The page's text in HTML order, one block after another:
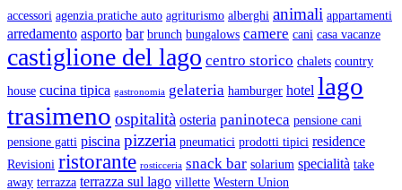
accessori agenzia pratiche auto agriturismo alberghi animali appartamenti
arredamento asporto bar brunch bungalows camere cani casa vacanze
castiglione del lago centro storico chalets country
house cucina tipica gastronomia gelateria hamburger hotel lago
trasimeno ospitalità osteria paninoteca pensione cani
pensione gatti piscina pizzeria pneumatici prodotti tipici residence
Revisioni ristorante rosticceria snack bar solarium specialità take
away terrazza terrazza sul lago villette Western Union